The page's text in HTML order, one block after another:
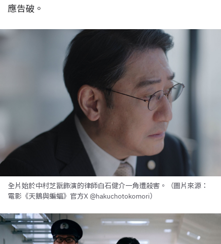
應告破。
全片始於中村芝翫飾演的律師白石健介一角遭殺害。（圖片來源：
電影《天鵝與蝙蝠》官方X @hakuchotokomori）